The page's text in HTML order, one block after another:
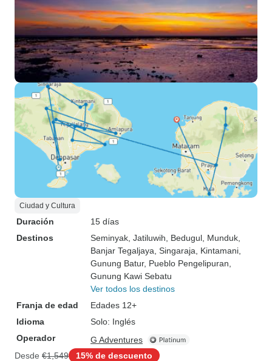
Ciudad y Cultura
Duración
15 días
Destinos
Seminyak , Jatiluwih , Bedugul , Munduk
Banjar Tegaljaya , Singaraja , Kintamani
Gunung Batur, Pueblo Pengelipuran
Gunung Kawi Sebatu
Ver todos los destinos
Franja de edad
Edades 12+
Idioma
Solo: Inglés
Operador
G Adventures
Desde €1,549 15% de descuento